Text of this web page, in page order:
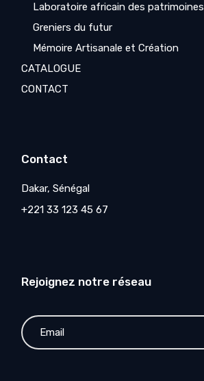
Laboratoire africain des patrimoines
Greniers du futur
Mémoire Artisanale et Création
CATALOGUE
CONTACT
Contact
Dakar, Sénégal
+221 33 123 45 67
Rejoignez notre réseau